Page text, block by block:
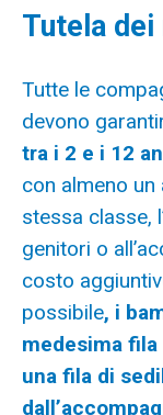
Tutela
Tutte le
devono
tra i 2 e i 12
con almeno
stessa classe,
genitori o
costo
possibile, i
medesima
una fila di